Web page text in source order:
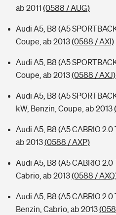
ab 2011 (0588 / AUG)
Audi A5, B8 (A5
Coupe, ab 2013(0588 / AXI)
Audi A5, B8 (A5
Coupe, ab 2013(0588 / AXJ)
Audi A5, B8 (A5
kW, Benzin, Coupe, ab 2013
Audi A5, B8 (A5 CABRIO 2.0
ab 2013(0588 / AXP)
Audi A5, B8 (A5 CABRIO 2.0
Cabrio, ab 2013(0588 /
Audi A5, B8 (A5 CABRIO 2.0
Benzin, Cabrio, ab 2013